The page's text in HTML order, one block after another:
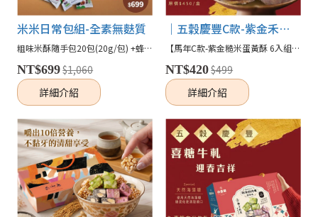
米米日常包組-全素無麩質
粗味米酥隨手包20包(20g/包) +蜂蜜米脆脆x2包 米酥榮獲比利時"食品界米其林"ITI國際評鑑 【國際風味絕佳 二星獎 ★★】 人氣商品小豆餅米脆脆 首波福利包 下單再送免運！ 限時限量，錯過就沒囉！！
NT$699$1,060
詳細介紹
｜五穀慶豐C款-紫金禾月蛋黃酥 6入組｜2026收禮贏馬年節禮盒(蛋奶素)
【馬年C款-紫金糙米蛋黃酥 6入組】 「專為蛋黃酥控打造的滿堂紫米香。」 糙紫米蛋黃酥單品禮盒，專屬蛋黃酥愛好者，一點老派、一點新意，老的是年節吃蛋黃酥儀式感，新的是纖纖糙米低甜酥香🎁✨
NT$420$499
詳細介紹